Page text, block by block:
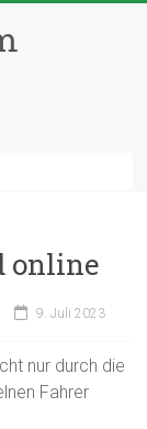
online
9. Juli 2023
nur durch die
Fahrer